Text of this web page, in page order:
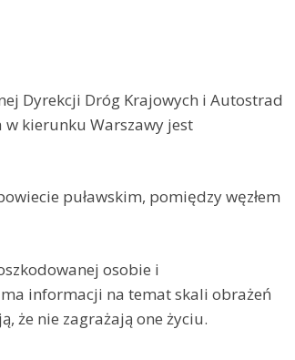
Dyrekcji Dróg Krajowych i Autostrad
kierunku Warszawy jest
puławskim, pomiędzy węzłem
osobie i
informacji na temat skali obrażeń
że nie zagrażają one życiu.